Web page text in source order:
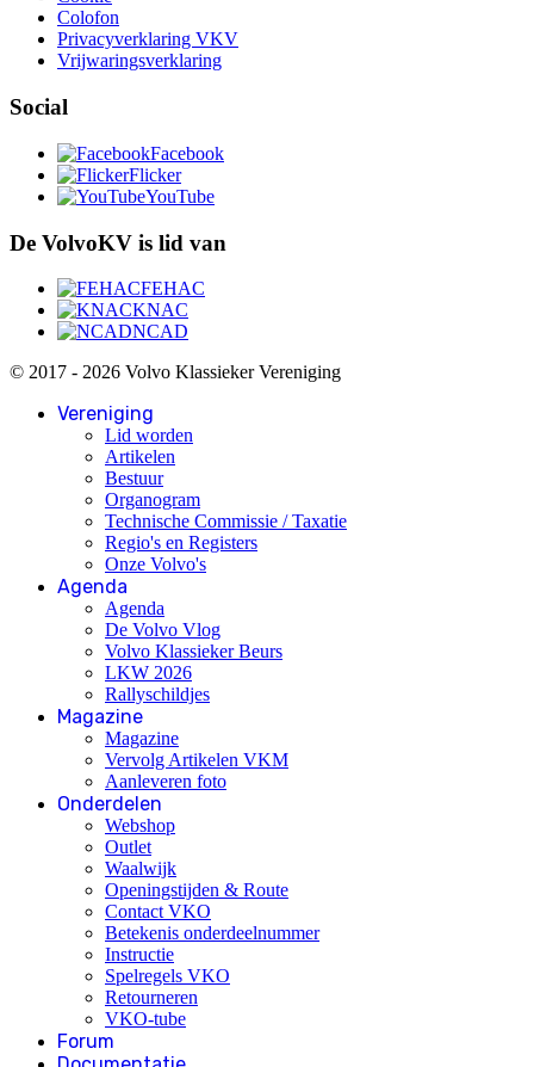
Colofon
Privacyverklaring VKV
Vrijwaringsverklaring
Social
Facebook
Flicker
YouTube
De VolvoKV is lid van
FEHAC
KNAC
NCAD
© 2017 - 2026 Volvo Klassieker Vereniging
Vereniging
Lid worden
Artikelen
Bestuur
Organogram
Technische Commissie / Taxatie
Regio's en Registers
Onze Volvo's
Agenda
Agenda
De Volvo Vlog
Volvo Klassieker Beurs
LKW 2026
Rallyschildjes
Magazine
Magazine
Vervolg Artikelen VKM
Aanleveren foto
Onderdelen
Webshop
Outlet
Waalwijk
Openingstijden & Route
Contact VKO
Betekenis onderdeelnummer
Instructie
Spelregels VKO
Retourneren
VKO-tube
Forum